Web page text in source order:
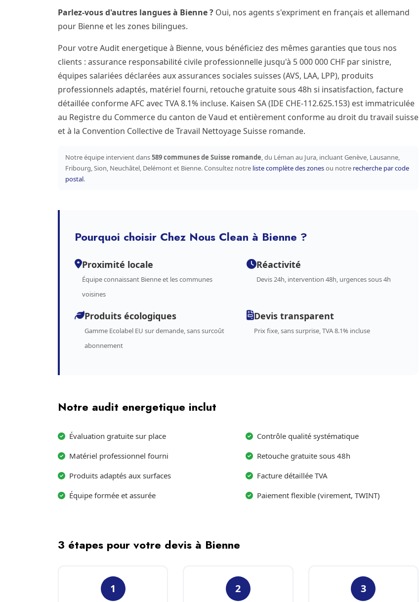
Parlez-vous d'autres langues à Bienne ? Oui, nos agents s'expriment en français et allemand
pour Bienne et les zones bilingues.
Pour votre Audit energetique à Bienne, vous bénéficiez des mêmes garanties que tous nos
clients : assurance responsabilité civile professionnelle jusqu'à 5 000 000 CHF par sinistre,
équipes salariées déclarées aux assurances sociales suisses (AVS, LAA, LPP), produits
professionnels adaptés, matériel fourni, retouche gratuite sous 48h si insatisfaction, facture
détaillée conforme AFC avec TVA 8.1% incluse. Kaisen SA (IDE CHE-112.625.153) est immatriculée
au Registre du Commerce du canton de Vaud et entièrement conforme au droit du travail suisse
et à la Convention Collective de Travail Nettoyage Suisse romande.
Notre équipe intervient dans589 communes de Suisse romande, du Léman au Jura, incluant Genève, Lausanne,
Fribourg, Sion, Neuchâtel, Delémont et Bienne. Consultez notre liste complète des zonesou notre recherche par code
postal.
Pourquoi choisir Chez Nous Clean à Bienne ?
Proximité locale
Équipe connaissant Bienne et les communes
voisines
Réactivité
Devis 24h, intervention 48h, urgences sous 4h
Produits écologiques
Gamme Ecolabel EU sur demande, sans surcoût
abonnement
Devis transparent
Prix fixe, sans surprise, TVA 8.1% incluse
Notre audit energetique inclut
Évaluation gratuite sur place
Matériel professionnel fourni
Produits adaptés aux surfaces
Équipe formée et assurée
Contrôle qualité systématique
Retouche gratuite sous 48h
Facture détaillée TVA
Paiement flexible (virement, TWINT)
3 étapes pour votre devis à Bienne
1 2 3